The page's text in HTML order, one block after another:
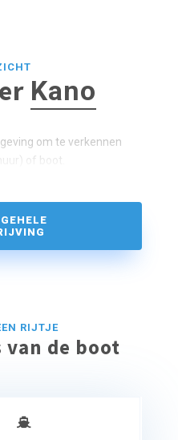
Kano
om te verkennen
of boot.
RIJTJE
de boot